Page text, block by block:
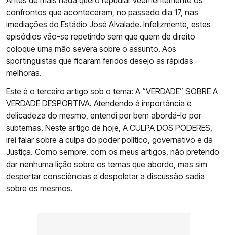
confrontos que aconteceram, no passado dia 17, nas
imediações do Estádio José Alvalade. Infelizmente, estes
episódios vão-se repetindo sem que quem de direito
coloque uma mão severa sobre o assunto. Aos
sportinguistas que ficaram feridos desejo as rápidas
melhoras.
Este é o terceiro artigo sob o tema: A “VERDADE” SOBRE A
VERDADE DESPORTIVA. Atendendo à importância e
delicadeza do mesmo, entendi por bem abordá-lo por
subtemas. Neste artigo de hoje, A CULPA DOS PODERES,
irei falar sobre a culpa do poder político, governativo e da
Justiça. Como sempre, com os meus artigos, não pretendo
dar nenhuma lição sobre os temas que abordo, mas sim
despertar consciências e despoletar a discussão sadia
sobre os mesmos.